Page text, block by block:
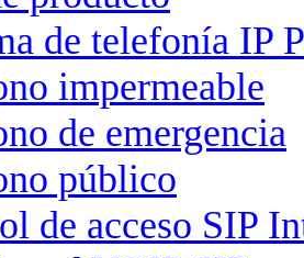
de telefonía IP
impermeable
de emergencia
público
de acceso SIP